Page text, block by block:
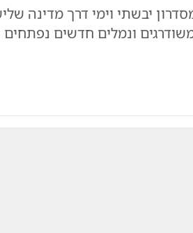
ונמלים חדשים